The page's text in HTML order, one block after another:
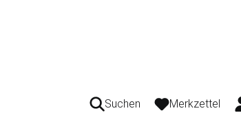
Suchen Merkzettel